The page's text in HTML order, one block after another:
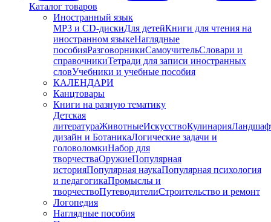
Каталог товаров
Иностранный язык
MP3 и CD-дискиДля детейКниги для чтения на
иностранном языкеНаглядные
пособияРазговорникиСамоучительСловари и
справочникиТетради для записи иностранных
словУчебники и учебные пособия
КАЛЕНДАРИ
Канцтовары
Книги на разную тематику
Детская
литератураЖивотныеИскусствоКулинария
дизайн и БотаникаЛогические задачи и
головоломкиНабор для
творчестваОружиеПопулярная
историяПопулярная наукаПопулярная психология
и педагогикаПромыслы и
творчествоПутеводителиСтроительство и ремонт
Логопедия
Наглядные пособия